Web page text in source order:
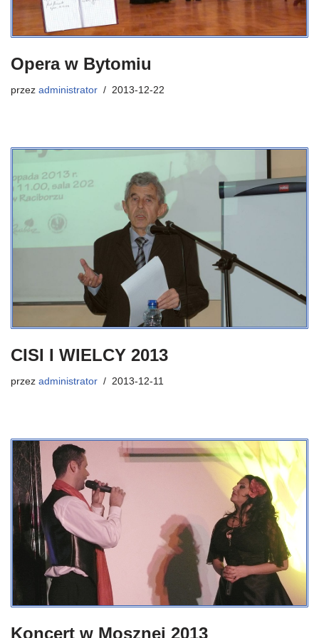
Opera w Bytomiu
przez administrator 2013-12-22
CISI I WIELCY 2013
przez administrator 2013-12-11
Koncert w Mosznej 2013